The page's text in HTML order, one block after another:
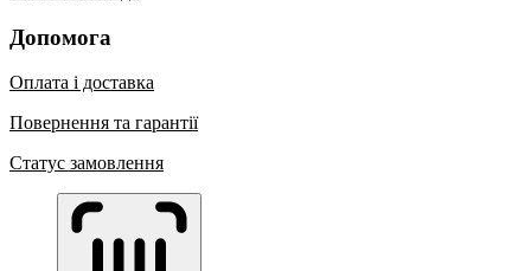
Допомога
Оплата і доставка
Повернення та гарантії
Статус замовлення